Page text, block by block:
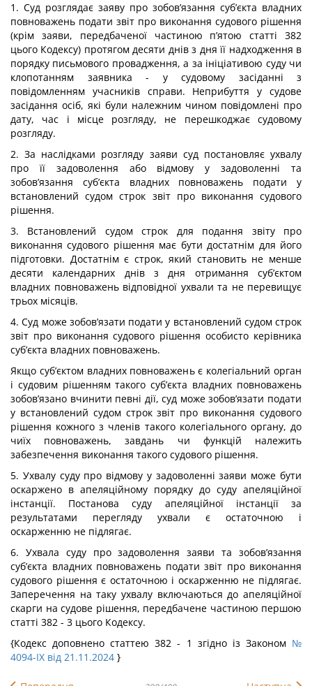
1. Суд розглядає заяву про зобов’язання суб’єкта владних
повноважень подати звіт про виконання судового рішення
(крім заяви, передбаченої частиною п’ятою статті 382
цього Кодексу) протягом десяти днів з дня її надходження в
порядку письмового провадження, а за ініціативою суду чи
клопотанням заявника - у судовому засіданні з
повідомленням учасників справи. Неприбуття у судове
засідання осіб, які були належним чином повідомлені про
дату, час і місце розгляду, не перешкоджає судовому
розгляду.
2. За наслідками розгляду заяви суд постановляє ухвалу
про її задоволення або відмову у задоволенні та
зобов’язання суб’єкта владних повноважень подати у
встановлений судом строк звіт про виконання судового
рішення.
3. Встановлений судом строк для подання звіту про
виконання судового рішення має бути достатнім для його
підготовки. Достатнім є строк, який становить не менше
десяти календарних днів з дня отримання суб’єктом
владних повноважень відповідної ухвали та не перевищує
трьох місяців.
4. Суд може зобов’язати подати у встановлений судом строк
звіт про виконання судового рішення особисто керівника
суб’єкта владних повноважень.
Якщо суб’єктом владних повноважень є колегіальний орган
і судовим рішенням такого суб’єкта владних повноважень
зобов’язано вчинити певні дії, суд може зобов’язати подати
у встановлений судом строк звіт про виконання судового
рішення кожного з членів такого колегіального органу, до
чиїх повноважень, завдань чи функцій належить
забезпечення виконання такого судового рішення.
5. Ухвалу суду про відмову у задоволенні заяви може бути
оскаржено в апеляційному порядку до суду апеляційної
інстанції. Постанова суду апеляційної інстанції за
результатами перегляду ухвали є остаточною і
оскарженню не підлягає.
6. Ухвала суду про задоволення заяви та зобов’язання
суб’єкта владних повноважень подати звіт про виконання
судового рішення є остаточною і оскарженню не підлягає.
Заперечення на таку ухвалу включаються до апеляційної
скарги на судове рішення, передбачене частиною першою
статті 382 - 3 цього Кодексу.
{Кодекс доповнено статтею 382 - 1 згідно із Законом №
4094-IX від 21.11.2024 }